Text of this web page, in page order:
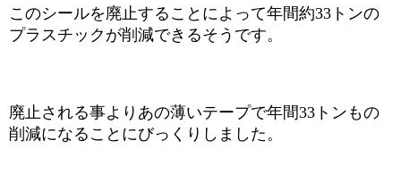
このシールを廃止することによって年間約33 トンの
プラスチックが削減できるそうです。
廃止される事よりあの薄いテープで年間33 トンもの
削減になることにびっくりしました。